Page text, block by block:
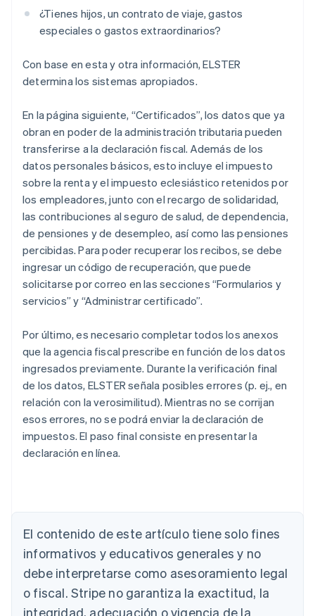
¿Tienes hijos, un contrato de viaje, gastos
especiales o gastos extraordinarios?
Con base en esta y otra información, ELSTER
determina los sistemas apropiados.
En la página siguiente, “Certificados”, los datos que ya
obran en poder de la administración tributaria pueden
transferirse a la declaración fiscal. Además de los
datos personales básicos, esto incluye el impuesto
sobre la renta y el impuesto eclesiástico retenidos por
los empleadores, junto con el recargo de solidaridad,
las contribuciones al seguro de salud, de dependencia,
de pensiones y de desempleo, así como las pensiones
percibidas. Para poder recuperar los recibos, se debe
ingresar un código de recuperación, que puede
solicitarse por correo en las secciones “Formularios y
servicios” y “Administrar certificado”.
Por último, es necesario completar todos los anexos
que la agencia fiscal prescribe en función de los datos
ingresados previamente. Durante la verificación final
de los datos, ELSTER señala posibles errores (p. ej., en
relación con la verosimilitud). Mientras no se corrijan
esos errores, no se podrá enviar la declaración de
impuestos. El paso final consiste en presentar la
declaración en línea.
El contenido de este artículo tiene solo fines
informativos y educativos generales y no
debe interpretarse como asesoramiento legal
o fiscal. Stripe no garantiza la exactitud, la
integridad, adecuación o vigencia de la
Alemania
Deutsch
Australia
English
Austria